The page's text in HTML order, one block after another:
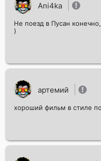
Ani4ka
Не поезд в Пусан
)
артемий
хороший фильм в стиле